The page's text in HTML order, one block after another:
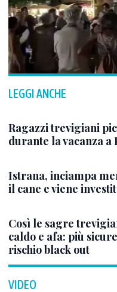
LEGGI ANCHE
Ragazzi trevigiani
durante la vacanza a
Istrana, inciampa
il cane e viene
Così le sagre
caldo e afa: più
rischio black out
VIDEO